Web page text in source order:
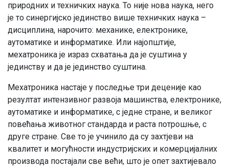
природних и техничких наука. То није нова наука, него
је то синергијско јединство више техничких наука –
дисциплина, нарочито: механике, електронике,
аутоматике и информатике. Или најопштије,
мехатроника је израз схватања да је суштина у
јединству и да је јединство суштина.
Мехатроника настаје у последње три деценије као
резултат интензивног развоја машинства, електронике,
аутоматике и информатике, с једне стране, и великог
повећања животног стандарда и раста потрошње, с
друге стране. Све то је учинило да су захтјеви на
квалитет и могућности индустријских и комерцијалних
производа постајали све већи, што је опет захтијевало